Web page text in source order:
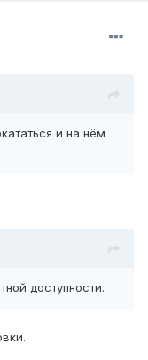
и на нём
доступности.